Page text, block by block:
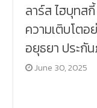
ลาร์ส ไฮบุทส
ความเติบโตอ
อยุธยา ประกั
June 30, 2025